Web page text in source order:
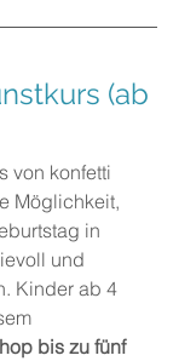
(ab
von konfetti
Möglichkeit,
in
und
Kinder ab 4
bis zu fünf